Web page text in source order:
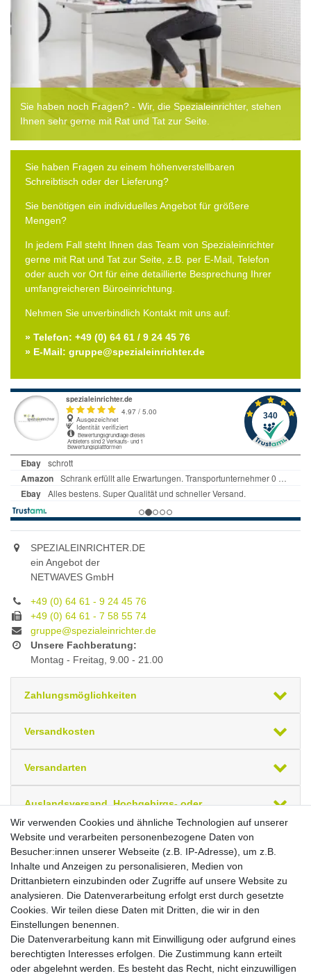
Sie haben noch Fragen? - Wir, die Spezialeinrichter, stehen
Ihnen sehr gerne mit Rat und Tat zur Seite.
Sie haben Fragen zu einem höhenverstellbaren
Schreibtisch oder der Lieferung?
Sie benötigen ein individuelles Angebot für größere
Mengen?
In jedem Fall steht Ihnen das Team von Spezialeinrichter
gerne mit Rat und Tat zur Seite, z.B. per E-Mail, Telefon
oder auch vor Ort für eine detaillierte Besprechung Ihrer
umfangreicheren Büroeinrichtung.
Nehmen Sie unverbindlich Kontakt mit uns auf:
» Telefon: +49 (0) 64 61 / 9 24 45 76
» E-Mail: gruppe@spezialeinrichter.de
SPEZIALEINRICHTER.DE
ein Angebot der
NETWAVES GmbH
+49 (0) 64 61 - 9 24 45 76
+49 (0) 64 61 - 7 58 55 74
gruppe@spezialeinrichter.de
Unsere Fachberatung:
Montag - Freitag, 9.00 - 21.00
Zahlungsmöglichkeiten
Versandkosten
Versandarten
Auslandsversand, Hochgebirgs- oder
Ihre zuletzt angesehenen Artikel
PC-Schreibtisch links höhenverstellbar, C Fuß
Blende optional, 1600x1200x680-820,
Ahorn/Silber
Brutto
Netto
In den Warenkorb
Wir verwenden Cookies und ähnliche Technologien auf unserer
Website und verarbeiten personenbezogene Daten von
Besucher:innen unserer Webseite (z.B. IP-Adresse), um z.B.
Inhalte und Anzeigen zu personalisieren, Medien von
Drittanbietern einzubinden oder Zugriffe auf unsere Website zu
analysieren. Die Datenverarbeitung erfolgt erst durch gesetzte
Cookies. Wir teilen diese Daten mit Dritten, die wir in den
Einstellungen benennen.
Die Datenverarbeitung kann mit Einwilligung oder aufgrund eines
berechtigten Interesses erfolgen. Die Zustimmung kann erteilt
oder abgelehnt werden. Es besteht das Recht, nicht einzuwilligen